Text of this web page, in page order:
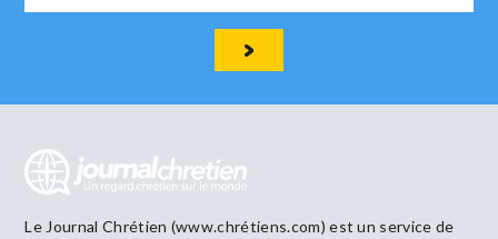
Le Journal Chrétien (www.chrétiens.com) est un service de